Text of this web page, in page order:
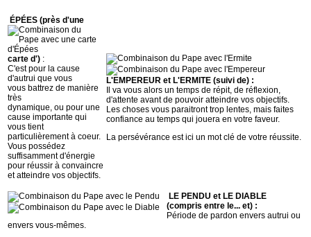
ÉPÉES (près d'une
carte d') :
C'est pour la cause
d'autrui que vous
vous battrez de manière
très
dynamique, ou pour une
cause importante qui
vous tient
particulièrement à coeur.
Vous possédez
suffisamment d'énergie
pour réussir à convaincre
et atteindre vos objectifs.
L'EMPEREUR et L'ERMITE (suivi de) :
Il va vous alors un temps de répit, de réflexion,
d'attente avant de pouvoir atteindre vos objectifs.
Les choses vous paraitront trop lentes, mais faites
confiance au temps qui jouera en votre faveur.
La persévérance est ici un mot clé de votre réussite.
LE PENDU et LE DIABLE
(compris entre le... et) :
Période de pardon envers autrui ou
envers vous-mêmes.